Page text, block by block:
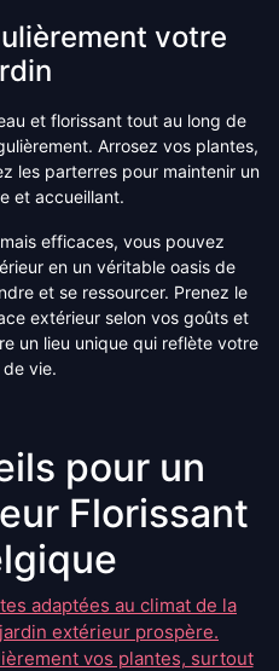
votre
et florissant tout au long de
Arrosez vos plantes,
les parterres pour maintenir un
et accueillant.
efficaces, vous pouvez
en un véritable oasis de
et se ressourcer. Prenez le
extérieur selon vos goûts et
un lieu unique qui reflète votre
vie.
pour un
Florissant
adaptées au climat de la
extérieur prospère.
vos plantes, surtout